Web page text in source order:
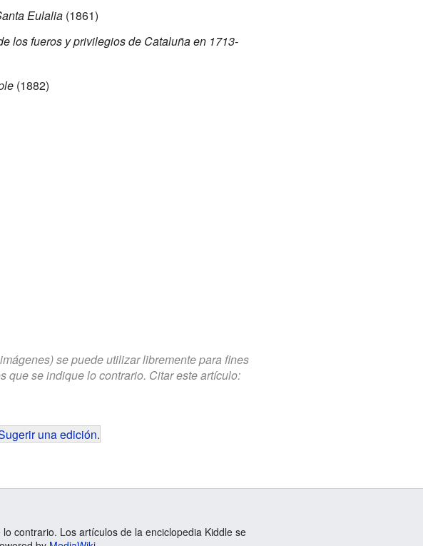
Eulalia(1861)
los fueros y privilegios de Cataluña en 1713-
(1882)
se puede utilizar libremente para fines
que se indique lo contrario. Citar este artículo:
una edición.
contrario. Los artículos de la enciclopedia Kiddle se